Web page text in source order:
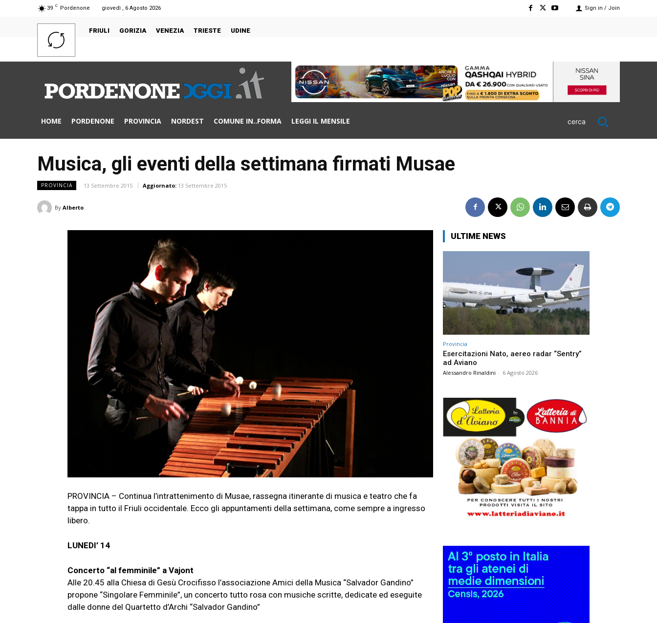
39 C Pordenone giovedì , 6 Agosto 2026 Sign in / Join
FRIULI GORIZIA VENEZIA TRIESTE UDINE
HOME PORDENONE PROVINCIA NORDEST COMUNE IN..FORMA LEGGI IL MENSILE cerca
Musica, gli eventi della settimana firmati Musae
PROVINCIA 13 Settembre 2015 Aggiornato: 13 Settembre 2015
By Alberto
PROVINCIA – Continua l’intrattenimento di Musae, rassegna itinerante di musica e teatro che fa
tappa in tutto il Friuli occidentale. Ecco gli appuntamenti della settimana, come sempre a ingresso
libero.
LUNEDI’ 14
Concerto “al femminile” a Vajont
Alle 20.45 alla Chiesa di Gesù Crocifisso l’associazione Amici della Musica “Salvador Gandino”
propone “Singolare Femminile”, un concerto tutto rosa con musiche scritte, dedicate ed eseguite
dalle donne del Quartetto d’Archi “Salvador Gandino”
ULTIME NEWS
Provincia
Esercitazioni Nato, aereo radar “Sentry”
ad Aviano
Alessandro Rinaldini - 6 Agosto 2026